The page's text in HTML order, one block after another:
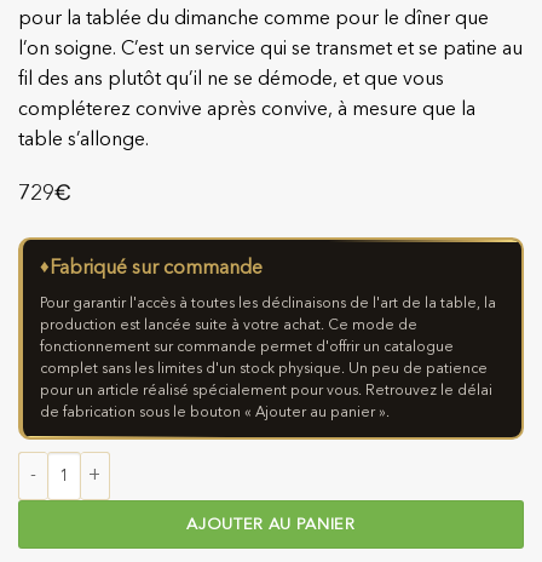
pour la tablée du dimanche comme pour le dîner que
l’on soigne. C’est un service qui se transmet et se patine au
fil des ans plutôt qu’il ne se démode, et que vous
compléterez convive après convive, à mesure que la
table s’allonge.
729€
♦ Fabriqué sur commande
Pour garantir l'accès à toutes les déclinaisons de l'art de la table, la
production est lancée suite à votre achat. Ce mode de
fonctionnement sur commande permet d'offrir un catalogue
complet sans les limites d'un stock physique. Un peu de patience
pour un article réalisé spécialement pour vous. Retrouvez le délai
de fabrication sous le bouton « Ajouter au panier ».
quantité de Fourchettes de Table Laguiole en Aubrac en Bois de
AJOUTER AU PANIER